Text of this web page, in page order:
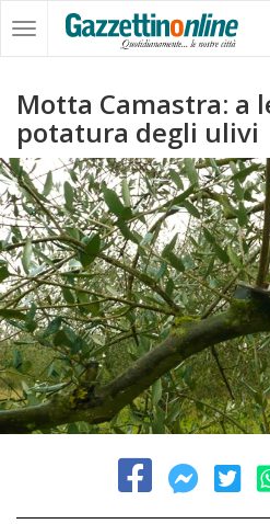
Motta Camastra: a
potatura degli ulivi